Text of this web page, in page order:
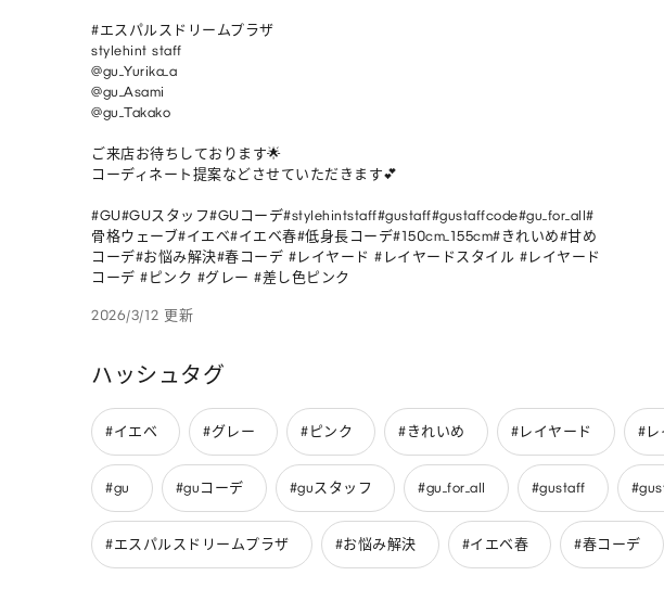
#エスパルスドリームプラザ
stylehint staff
@gu_Yurika_a
@gu_Asami
@gu_Takako
ご来店お待ちしております🌟
コーディネート提案などさせていただきます💕
#GU#GUスタッフ#GUコーデ#stylehintstaff#gustaff#gustaffcode#gu_for_all#
骨格ウェーブ#イエベ#イエベ春#低身長コーデ#150cm_155cm#きれいめ#甘め
コーデ#お悩み解決#春コーデ #レイヤード #レイヤードスタイル #レイヤード
コーデ #ピンク #グレー #差し色ピンク
2026/3/12 更新
ハッシュタグ
#イエベ #グレー #ピンク #きれいめ #レイヤード #レ
#gu #guコーデ #guスタッフ #gu_for_all #gustaff
#エスパルスドリームプラザ #お悩み解決 #イエベ春 #春コーデ